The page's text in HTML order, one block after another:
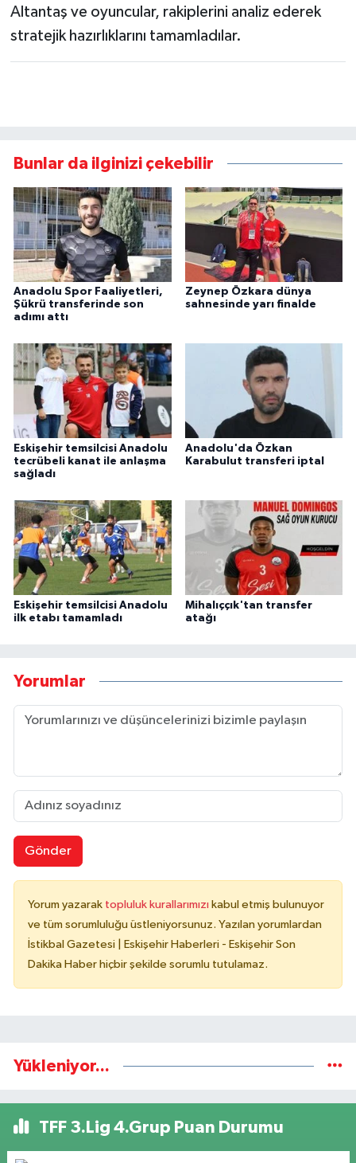
Altantaş ve oyuncular, rakiplerini analiz ederek
stratejik hazırlıklarını tamamladılar.
Bunlar da ilginizi çekebilir
Anadolu Spor Faaliyetleri,
Şükrü transferinde son
adımı attı
Zeynep Özkara dünya
sahnesinde yarı finalde
Eskişehir temsilcisi Anadolu
tecrübeli kanat ile anlaşma
sağladı
Anadolu'da Özkan
Karabulut transferi iptal
Eskişehir temsilcisi Anadolu
ilk etabı tamamladı
Mihalıççık'tan transfer
atağı
Yorumlar
Gönder
Yorum yazarak topluluk kurallarımızı kabul etmiş bulunuyor
ve tüm sorumluluğu üstleniyorsunuz. Yazılan yorumlardan
İstikbal Gazetesi | Eskişehir Haberleri - Eskişehir Son
Dakika Haber hiçbir şekilde sorumlu tutulamaz.
Yükleniyor...
TFF 3.Lig 4.Grup Puan Durumu